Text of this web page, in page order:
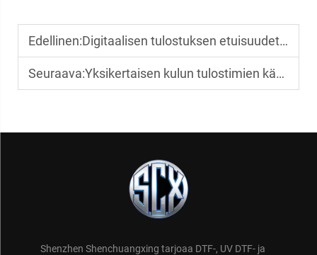
Edellinen:Digitaalisen tulostuksen etuisuudet paperipusseille
Seuraava:Yksikertaisen kulun tulostimien käyttö teollisuudessa
Shenzhen Shenchuangxing tarjoaa DTF-, UV DTF- ja